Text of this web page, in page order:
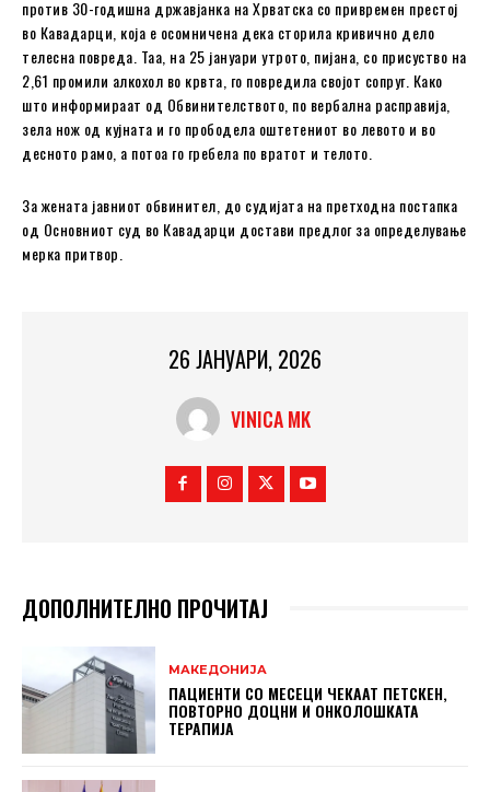
против 30-годишна државјанка на Хрватска со привремен престој
во Кавадарци, која е осомничена дека сторила кривично дело
телесна повреда. Таа, на 25 јануари утрото, пијана, со присуство на
2,61 промили алкохол во крвта, го повредила својот сопруг. Како
што информираат од Обвинителството, по вербална расправија,
зела нож од кујната и го прободела оштетениот во левото и во
десното рамо, а потоа го гребела по вратот и телото.
За жената јавниот обвинител, до судијата на претходна постапка
од Основниот суд во Кавадарци достави предлог за определување
мерка притвор.
26 ЈАНУАРИ, 2026
VINICA MK
ДОПОЛНИТЕЛНО ПРОЧИТАЈ
МАКЕДОНИЈА
ПАЦИЕНТИ СО МЕСЕЦИ ЧЕКААТ ПЕТСКЕН,
ПОВТОРНО ДОЦНИ И ОНКОЛОШКАТА
ТЕРАПИЈА